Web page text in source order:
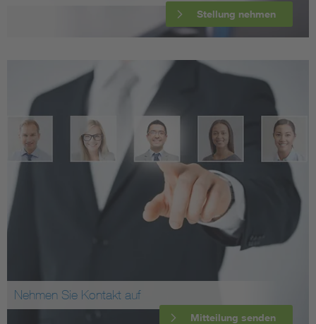
Stellung nehmen
Nehmen Sie Kontakt auf
Mitteilung senden